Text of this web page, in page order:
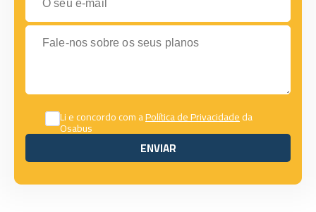
Fale-nos sobre os seus planos
Li e concordo com aPolítica de Privacidadeda
Osabus
ENVIAR
ENVIAR